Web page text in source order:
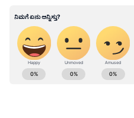
ABOUT THE AUTHOR